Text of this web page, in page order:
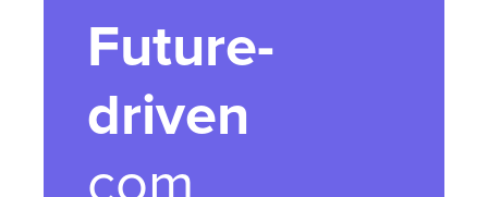
Future-
driven